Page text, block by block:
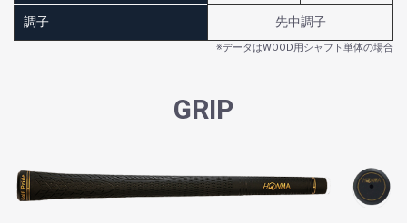
調子 先中調子
※データはWOOD用シャフト単体の場合
GRIP